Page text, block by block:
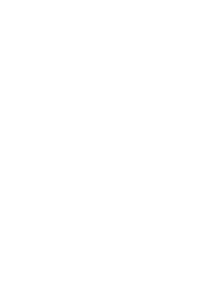
de hoogte